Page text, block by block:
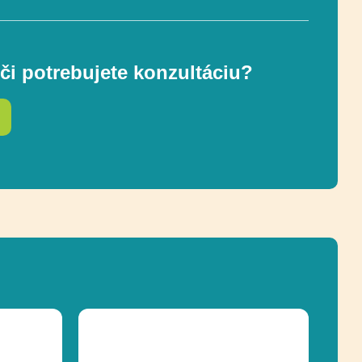
89 cm
potrebujete konzultáciu?